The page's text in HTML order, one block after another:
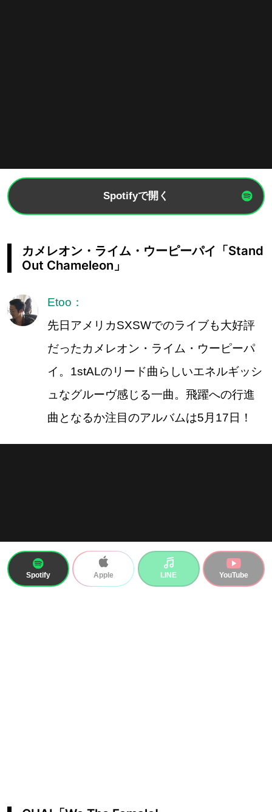
Spotifyで開く
カメレオン・ライム・ウーピーパイ「Stand
Out Chameleon」
Etoo：
先日アメリカSXSWでのライブも大好評
だったカメレオン・ライム・ウーピーパ
イ。1stALのリード曲らしいエネルギッシ
ュなグルーヴ感じる一曲。飛躍への行進
曲となるか注目のアルバムは5月17日！
Spotify Apple LINE YouTube